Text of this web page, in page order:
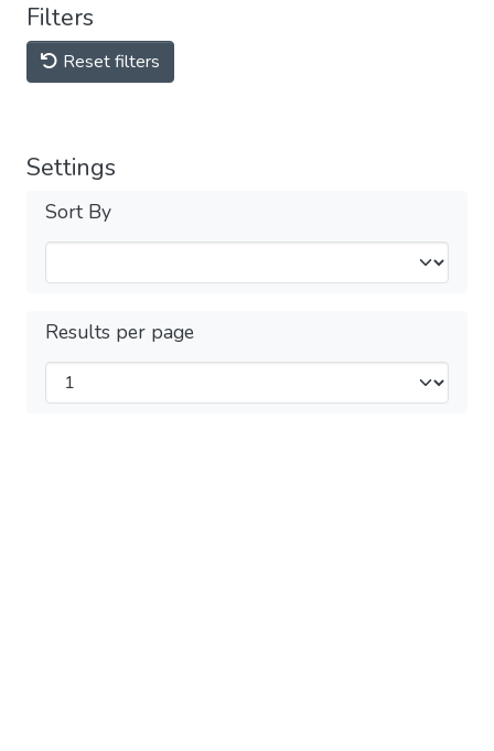
Filters
Reset filters
Settings
Sort By
Results per page